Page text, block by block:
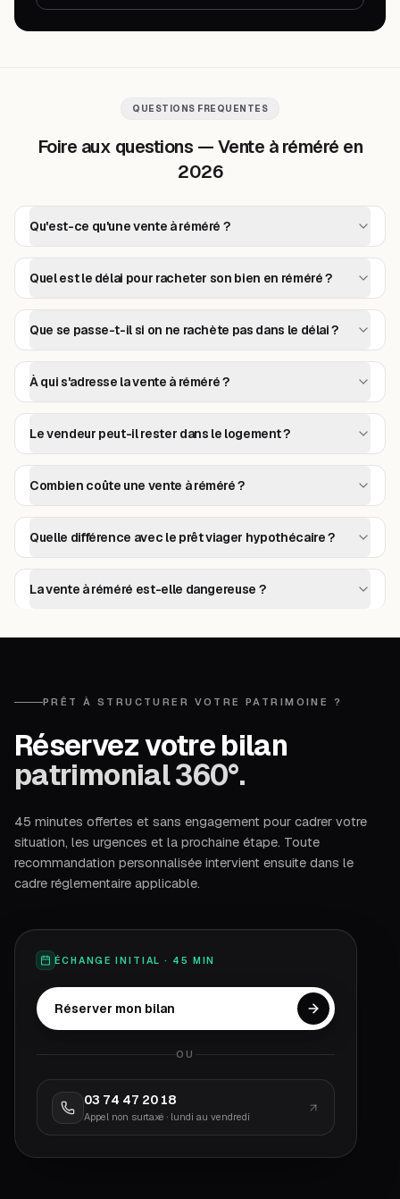
QUESTIONS FREQUENTES
Foire aux questions — Vente à réméré en
2026
Qu'est-ce qu'une vente à réméré ?
Quel est le délai pour racheter son bien en réméré ?
Que se passe-t-il si on ne rachète pas dans le délai ?
À qui s'adresse la vente à réméré ?
Le vendeur peut-il rester dans le logement ?
Combien coûte une vente à réméré ?
Quelle différence avec le prêt viager hypothécaire ?
La vente à réméré est-elle dangereuse ?
PRÊT À STRUCTURER VOTRE PATRIMOINE ?
Réservez votre bilan
patrimonial 360°.
45 minutes offertes et sans engagement pour cadrer votre
situation, les urgences et la prochaine étape. Toute
recommandation personnalisée intervient ensuite dans le
cadre réglementaire applicable.
ÉCHANGE INITIAL · 45 MIN
Réserver mon bilan
OU
03 74 47 20 18
Appel non surtaxé · lundi au vendredi